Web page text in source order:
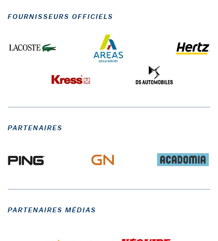
FOURNISSEURS OFFICIELS
PARTENAIRES
PARTENAIRES MÉDIAS